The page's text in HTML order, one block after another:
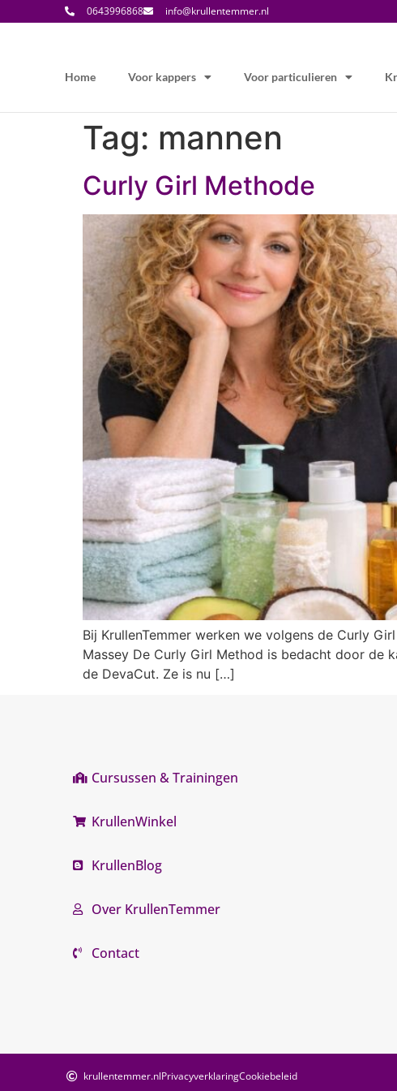
0643996868 info@krullentemmer.nl
Home Voor kappers Voor particulieren
Tag: mannen
Curly Girl Methode
Bij KrullenTemmer werken we volgens de Curly
Massey De Curly Girl Method is bedacht door de
de DevaCut. Ze is nu […]
Cursussen & Trainingen
KrullenWinkel
KrullenBlog
Over KrullenTemmer
Contact
krullentemmer.nlPrivacyverklaringCookiebeleid